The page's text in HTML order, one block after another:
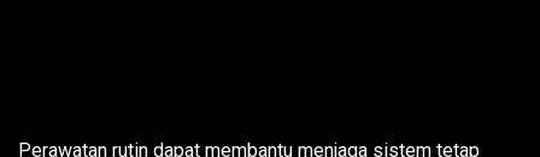
Perawatan rutin dapat membantu menjaga sistem tetap